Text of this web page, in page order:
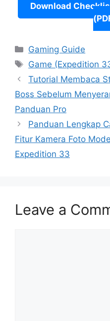
Download
Categories
Gaming Guide
Tags
Game (Expedition
Tutorial Membaca
Boss Sebelum
Panduan Pro
Panduan Lengkap
Fitur Kamera Foto
Expedition 33
Leave a